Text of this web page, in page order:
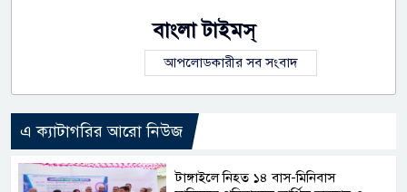
বাংলা টাইমস্
আপলোডকারীর সব সংবাদ
এ ক্যাটাগরির আরো নিউজ
টাঙ্গাইলে নিহত ১৪ বাস-মিনিবাস